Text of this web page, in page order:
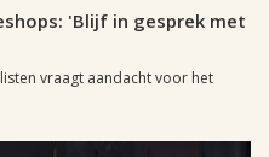
'Blijf in gesprek met
vraagt aandacht voor het